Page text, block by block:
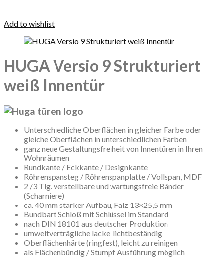
Add to wishlist
HUGA Versio 9 Strukturiert
weiß Innentür
Unterschiedliche Oberflächen in gleicher Farbe oder
gleiche Oberflächen in unterschiedlichen Farben
ganz neue Gestaltungsfreiheit von Innentüren in Ihren
Wohnräumen
Rundkante / Eckkante / Designkante
Röhrenspansteg / Röhrenspanplatte / Vollspan, MDF
2 /3 Tlg. verstellbare und wartungsfreie Bänder
(Scharniere)
ca. 40 mm starker Aufbau, Falz 13×25,5 mm
Bundbart Schloß mit Schlüssel im Standard
nach DIN 18101 aus deutscher Produktion
umweltverträgliche lacke, lichtbeständig
Oberflächenhärte (ringfest), leicht zu reinigen
als Flächenbündig / Stumpf Ausführung möglich